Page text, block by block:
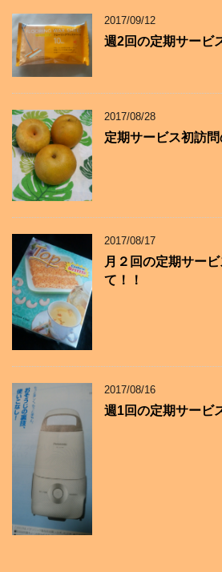
2017/09/12
週2回の定期サービ
2017/08/28
定期サービス初訪
2017/08/17
月２回の定期サー
て！！
2017/08/16
週1回の定期サービ